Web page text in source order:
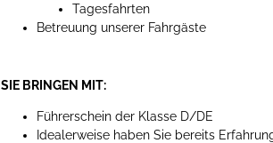
Tagesfahrten
Betreuung unserer Fahrgäste
SIE BRINGEN MIT:
Führerschein der Klasse D/DE
Idealerweise haben Sie bereits